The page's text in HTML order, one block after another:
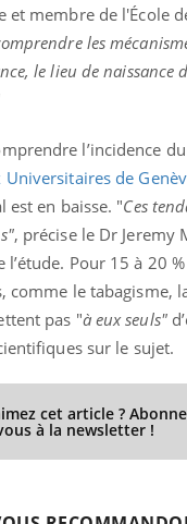
et membre de l'École
les
le lieu de
l’incidence
Universitaires de
est en baisse. "Ces
, précise le Dr Jeremy
l’étude. Pour 15 à 20
comme le tabagisme,
pas "à eux seuls"
sur le sujet.
cet article ?
à la newsletter !